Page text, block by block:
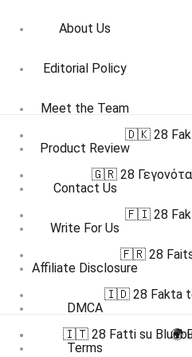
About Us
Editorial Policy
Meet the Team
Product Review
Contact Us
Write For Us
Affiliate Disclosure
DMCA
Terms
🇩🇰 28
🇬🇷 28
🇫🇮 28
🇫🇷 28 Faits
🇮🇩 28 Fakta
🇮🇹 28 Fatti su 🌍